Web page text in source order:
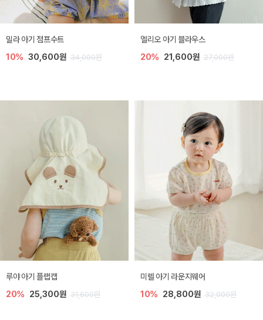
밀라 아기 점프수트
10% 30,600원 34,000원
엘리오 아기 블라우스
20% 21,600원 27,000원
루야 아기 플랩캡
20% 25,300원 31,600원
미렐 아기 라운지웨어
10% 28,800원 32,000원